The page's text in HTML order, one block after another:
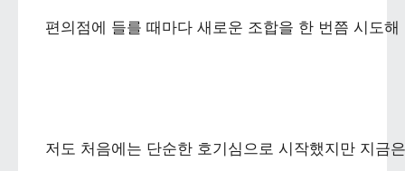
편의점에 들를 때마다 새로운 조합을 한 번쯤 시도
저도 처음에는 단순한 호기심으로 시작했지만 지금